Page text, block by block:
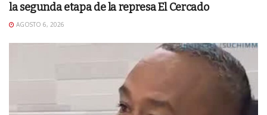
la segunda etapa de la represa El Cercado
AGOSTO 6, 2026